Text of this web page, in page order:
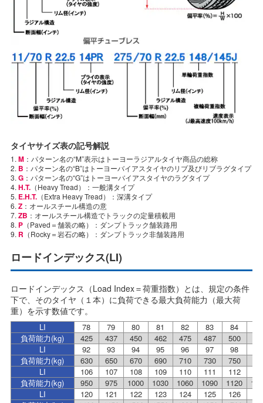
タイヤサイズ表の記号解説
1. M：パターン名の“M”表示はトーヨーラジアルタイヤ商品の総称
2. B ：パターン名の“B”はトーヨーバイアスタイヤのリブ及びリブラグタイプ
3. G：パターン名の“G”はトーヨーバイアスタイヤのラグタイプ
4. H.T.（Heavy Tread）：一般溝タイプ
5. E.H.T.（Extra Heavy Tread）：深溝タイプ
6. Z：オールスチール構造の意
7. ZB ：オールスチール構造でトラックの定量積載用
8. P（Paved＝舗装の略）：ダンプトラック舗装路用
9. R （Rocky＝岩石の略）：ダンプトラック非舗装路用
ロードインデックス(LI)
ロードインデックス（Load Index＝荷重指数）とは、規定の条件
下で、そのタイヤ（１本）に負荷できる最大負荷能力（最大荷
重）を示す数値です。
LI 78 79 80 81 82 83 84
負荷能力(kg)
425 437 450 462 475 487 500
LI
92 93 94 95 96 97 98
負荷能力(kg)
630 650 670 690 710 730 750
LI
106 107 108 109 110 111 112
負荷能力(kg)
950 975 1000 1030 1060 1090 1120
LI
120 121 122 123 124 125 126